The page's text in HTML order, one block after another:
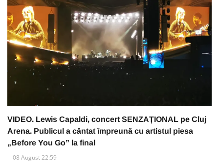
VIDEO. Lewis Capaldi, concert SENZAȚIONAL pe Cluj
Arena. Publicul a cântat împreună cu artistul piesa
„Before You Go” la final
08 August 22:59